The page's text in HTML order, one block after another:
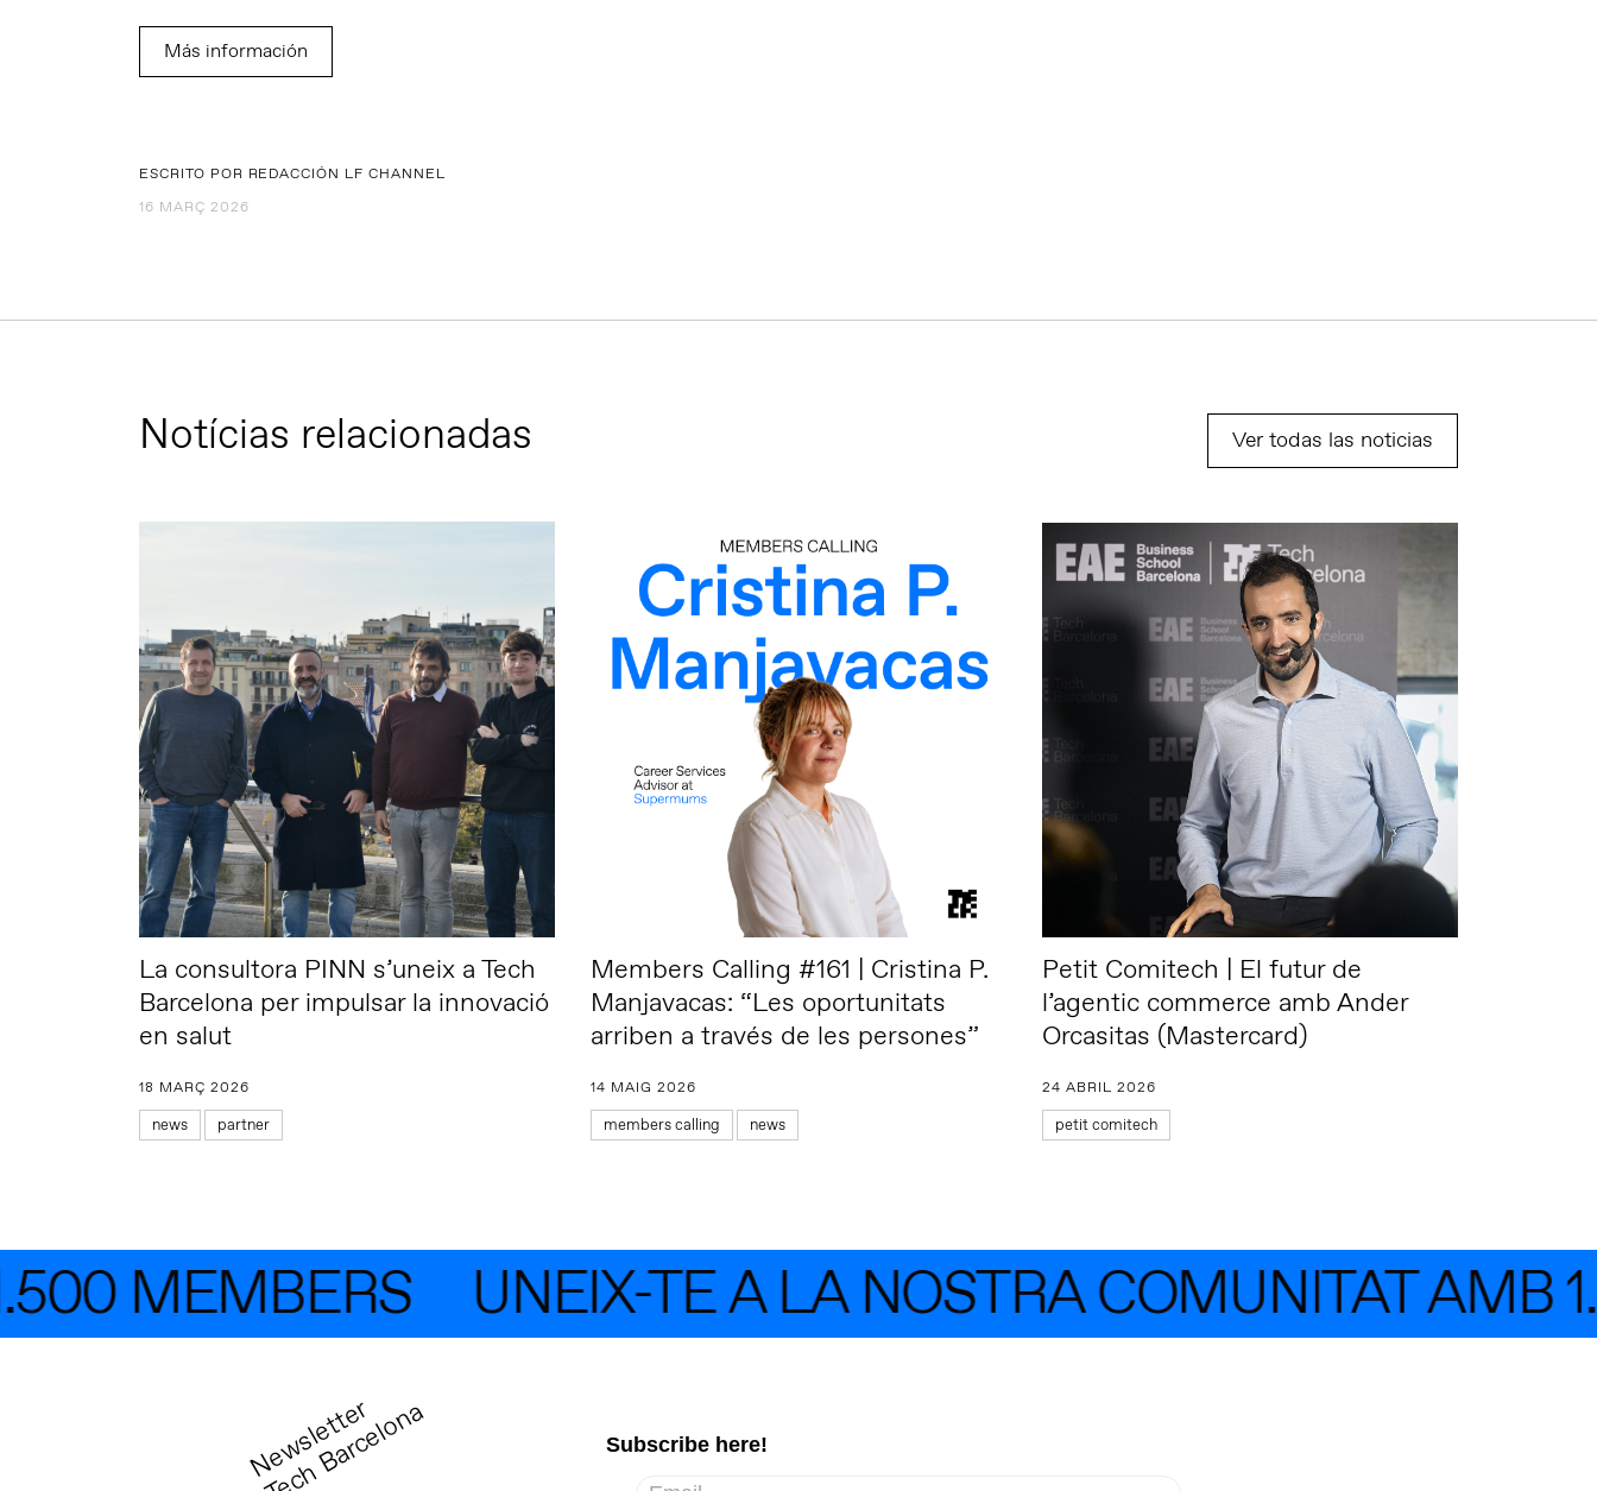
Más información
ESCRITO POR REDACCIÓN LF CHANNEL
16 MARÇ 2026
Notícias relacionadas Ver todas las noticias
La consultora PINN s’uneix a Tech
Barcelona per impulsar la innovació
en salut
18 MARÇ 2026
news partner
Members Calling #161 | Cristina P.
Manjavacas: “Les oportunitats
arriben a través de les persones”
14 MAIG 2026
members calling news
Petit Comitech | El futur de
l’agentic commerce amb Ander
Orcasitas (Mastercard)
24 ABRIL 2026
petit comitech
MEMBERS UNEIX-TE A LA NOSTRA COMUNITAT AMB
N
e
w
s
l
e
t
t
e
r
T
e
c
h
B
a
r
c
e
l
o
n
a